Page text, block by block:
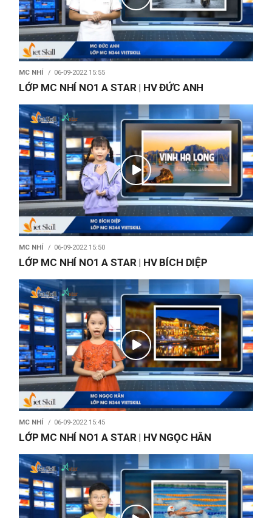
MC NHÍ 06-09-2022 15:55
LỚP MC NHÍ NO1 A STAR | HV ĐỨC ANH
MC NHÍ 06-09-2022 15:50
LỚP MC NHÍ NO1 A STAR | HV BÍCH DIỆP
MC NHÍ 06-09-2022 15:45
LỚP MC NHÍ NO1 A STAR | HV NGỌC HÂN